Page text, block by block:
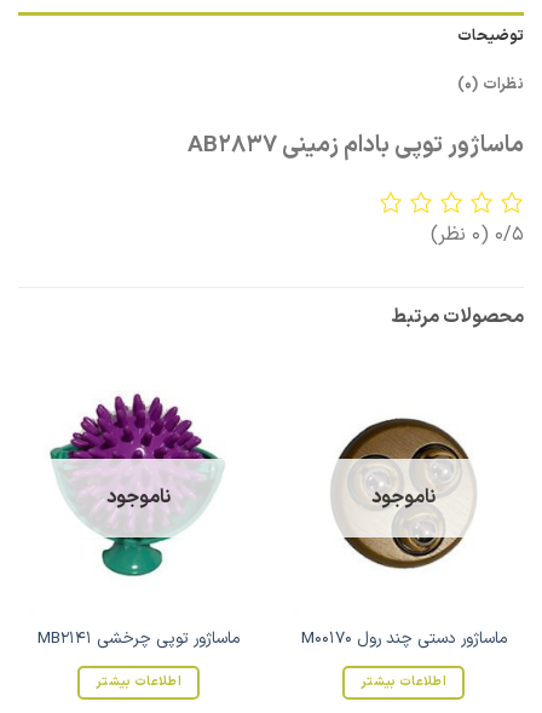
توضیحات
نظرات (0)
ماساژور توپی بادام زمینی AB2837
0/5 (0 نظر)
محصولات مرتبط
ناموجود
ماساژور دستی چند رول M00170
اطلاعات بیشتر
ناموجود
ماساژور توپی چرخشی MB2141
اطلاعات بیشتر